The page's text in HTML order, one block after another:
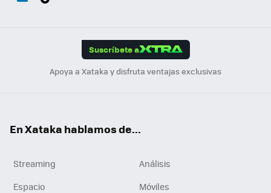
Suscríbete a
Apoya a Xataka y disfruta ventajas exclusivas
En Xataka hablamos de...
Streaming
Análisis
Espacio
Móviles